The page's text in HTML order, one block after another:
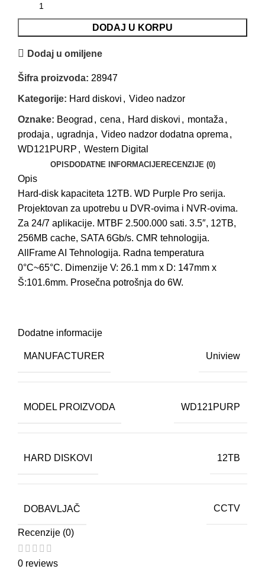
DODAJ U KORPU
Dodaj u omiljene
Šifra proizvoda: 28947
Kategorije: Hard diskovi , Video nadzor
Oznake: Beograd , cena , Hard diskovi , montaža ,
prodaja , ugradnja , Video nadzor dodatna oprema ,
WD121PURP , Western Digital
OPIS DODATNE INFORMACIJERECENZIJE (0)
Opis
Hard-disk kapaciteta 12TB. WD Purple Pro serija.
Projektovan za upotrebu u DVR-ovima i NVR-ovima.
Za 24/7 aplikacije. MTBF 2.500.000 sati. 3.5″, 12TB,
256MB cache, SATA 6Gb/s. CMR tehnologija.
AllFrame AI Tehnologija. Radna temperatura
0°C~65°C. Dimenzije V: 26.1 mm x D: 147mm x
Š:101.6mm. Prosečna potrošnja do 6W.
Dodatne informacije
MANUFACTURER Uniview
MODEL PROIZVODA WD121PURP
HARD DISKOVI 12TB
DOBAVLJAČ CCTV
Recenzije (0)
0 reviews